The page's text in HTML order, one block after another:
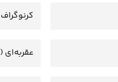
کرنوگراف
عقربه‌ای